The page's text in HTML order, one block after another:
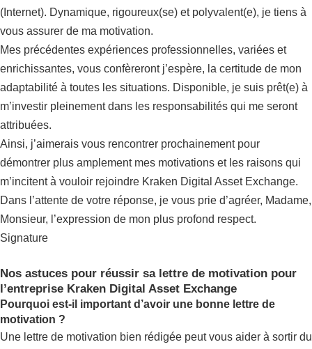
(Internet). Dynamique, rigoureux(se) et polyvalent(e), je tiens à
vous assurer de ma motivation.
Mes précédentes expériences professionnelles, variées et
enrichissantes, vous confèreront j’espère, la certitude de mon
adaptabilité à toutes les situations. Disponible, je suis prêt(e) à
m’investir pleinement dans les responsabilités qui me seront
attribuées.
Ainsi, j’aimerais vous rencontrer prochainement pour
démontrer plus amplement mes motivations et les raisons qui
m’incitent à vouloir rejoindre Kraken Digital Asset Exchange.
Dans l’attente de votre réponse, je vous prie d’agréer, Madame,
Monsieur, l’expression de mon plus profond respect.
Signature
Nos astuces pour réussir sa lettre de motivation pour
l’entreprise Kraken Digital Asset Exchange
Pourquoi est-il important d’avoir une bonne lettre de
motivation ?
Une lettre de motivation bien rédigée peut vous aider à sortir du